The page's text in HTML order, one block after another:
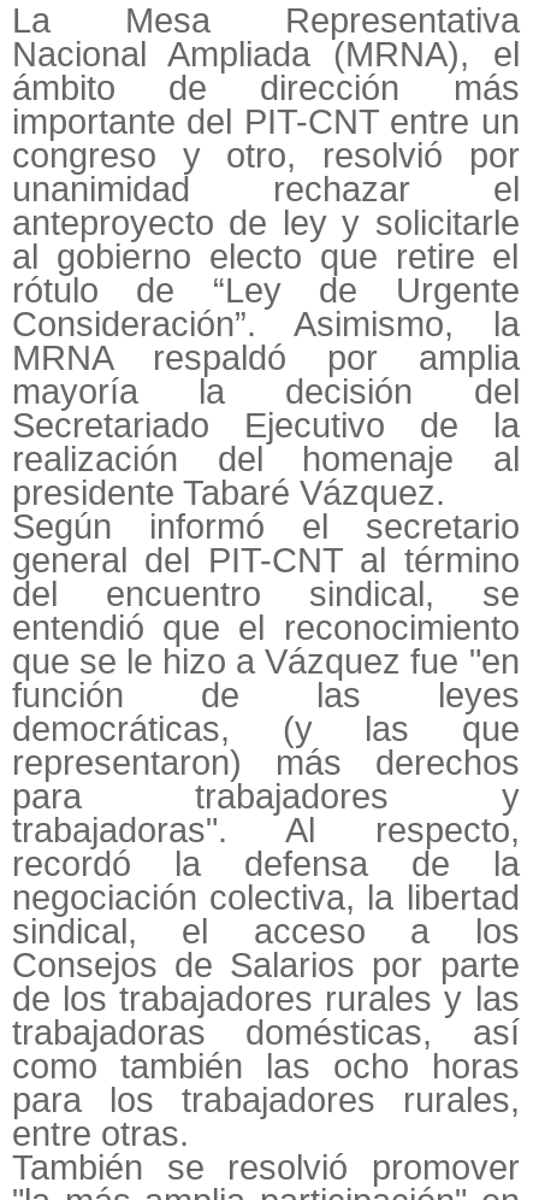
La Mesa Representativa
Nacional Ampliada (MRNA), el
ámbito de dirección más
importante del PIT-CNT entre un
congreso y otro, resolvió por
unanimidad rechazar el
anteproyecto de ley y solicitarle
al gobierno electo que retire el
rótulo de “Ley de Urgente
Consideración”. Asimismo, la
MRNA respaldó por amplia
mayoría la decisión del
Secretariado Ejecutivo de la
realización del homenaje al
presidente Tabaré Vázquez.
Según informó el secretario
general del PIT-CNT al término
del encuentro sindical, se
entendió que el reconocimiento
que se le hizo a Vázquez fue "en
función de las leyes
democráticas, (y las que
representaron) más derechos
para trabajadores y
trabajadoras". Al respecto,
recordó la defensa de la
negociación colectiva, la libertad
sindical, el acceso a los
Consejos de Salarios por parte
de los trabajadores rurales y las
trabajadoras domésticas, así
como también las ocho horas
para los trabajadores rurales,
entre otras.
También se resolvió promover